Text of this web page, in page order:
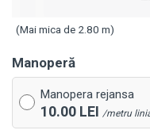
(Mai mica de 2.80 m)
Manoperă
Manopera rejansa
10.00 LEI /metru